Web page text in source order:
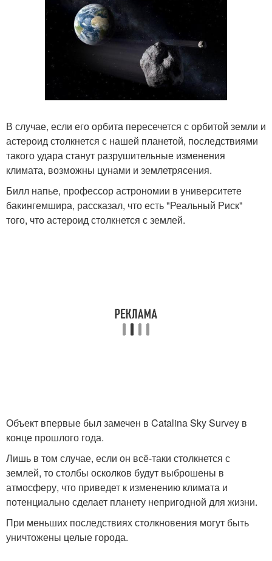
В случае, если его орбита пересечется с орбитой земли и
астероид столкнется с нашей планетой, последствиями
такого удара станут разрушительные изменения
климата, возможны цунами и землетрясения.
Билл напье, профессор астрономии в университете
бакингемшира, рассказал, что есть "Реальный Риск"
того, что астероид столкнется с землей.
Объект впервые был замечен в Catalina Sky Survey в
конце прошлого года.
Лишь в том случае, если он всё-таки столкнется с
землей, то столбы осколков будут выброшены в
атмосферу, что приведет к изменению климата и
потенциально сделает планету непригодной для жизни.
При меньших последствиях столкновения могут быть
уничтожены целые города.